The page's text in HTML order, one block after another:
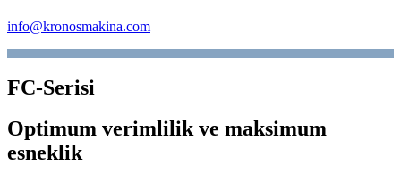
info@kronosmakina.com
FC-Serisi
Optimum verimlilik ve maksimum
esneklik